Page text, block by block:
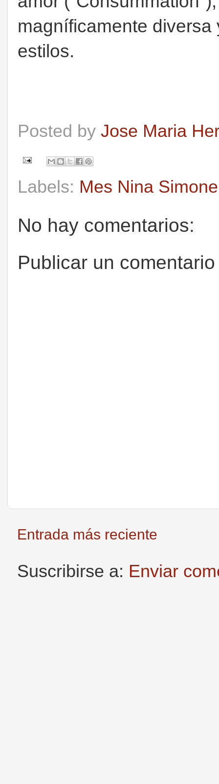
magníficamente
estilos.
Posted by Jose Maria
Labels: Mes Nina Simone
No hay comentarios:
Publicar un comentario
Entrada más reciente
Suscribirse a: Enviar